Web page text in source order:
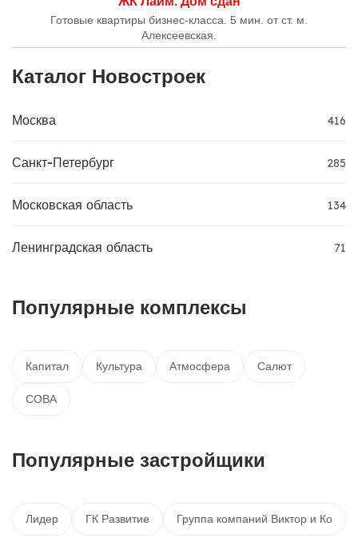
Готовые квартиры бизнес-класса. 5 мин. от ст. м.
Алексеевская.
Каталог Новостроек
Москва 416
Санкт-Петербург 285
Московская область 134
Ленинградская область 71
Популярные комплексы
Капитал Культура Атмосфера Салют
СОВА
Популярные застройщики
Лидер ГК Развитие Группа компаний Виктор и Ко